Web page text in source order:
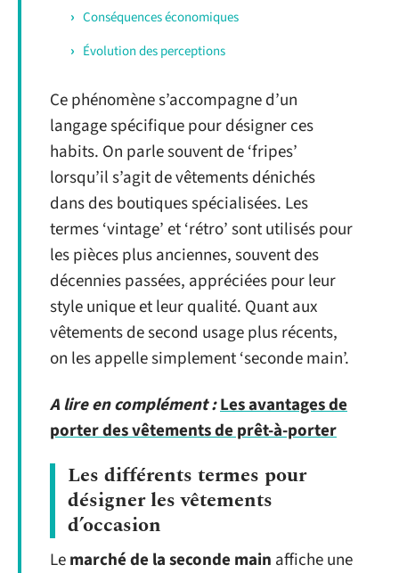
Conséquences économiques
Évolution des perceptions
Ce phénomène s’accompagne d’un
langage spécifique pour désigner ces
habits. On parle souvent de ‘fripes’
lorsqu’il s’agit de vêtements dénichés
dans des boutiques spécialisées. Les
termes ‘vintage’ et ‘rétro’ sont utilisés pour
les pièces plus anciennes, souvent des
décennies passées, appréciées pour leur
style unique et leur qualité. Quant aux
vêtements de second usage plus récents,
on les appelle simplement ‘seconde main’.
A lire en complément :Les avantages de
porter des vêtements de prêt-à-porter
Les différents termes pour
désigner les vêtements
d’occasion
Lemarché de la seconde main affiche une